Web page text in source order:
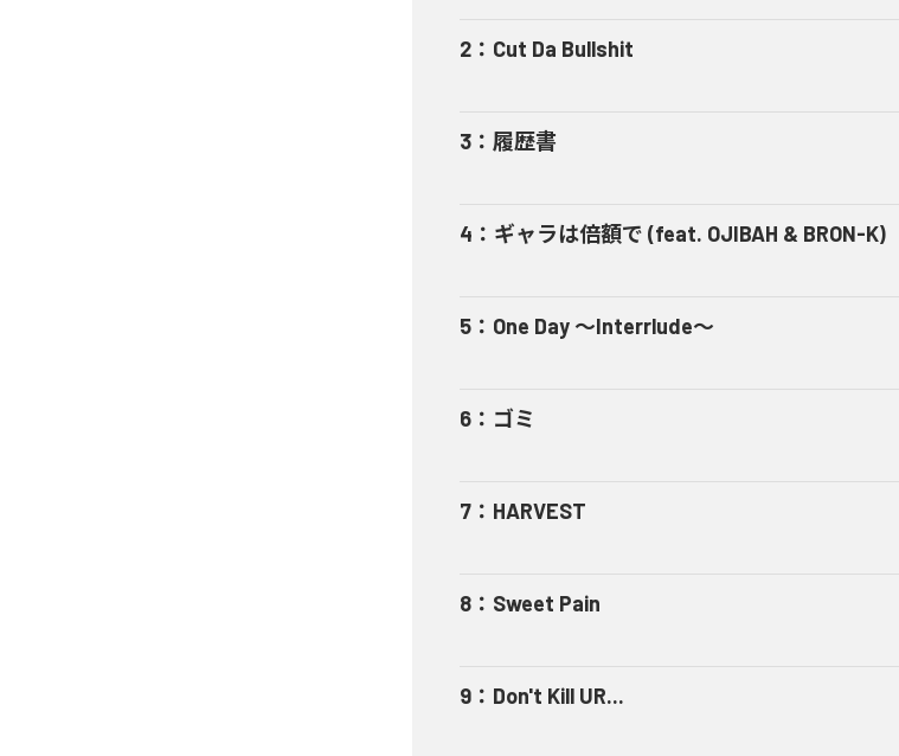
2 ： Cut Da Bullshit
3 ： 履歴書
4 ： ギャラは倍額で (feat. OJIBAH & BRON-K)
5 ： One Day ～Interrlude～
6 ： ゴミ
7 ： HARVEST
8 ： Sweet Pain
9 ： Don't Kill UR...